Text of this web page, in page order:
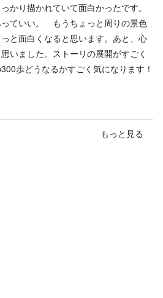
かり描かれていて面白かったです。
っていい。 もうちょっと周りの景色
と面白くなると思います。あと、心
いました。ストーリの展開がすごく
歩どうなるかすごく気になります！
もっと見る